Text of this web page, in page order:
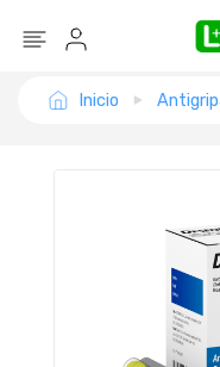
Inicio